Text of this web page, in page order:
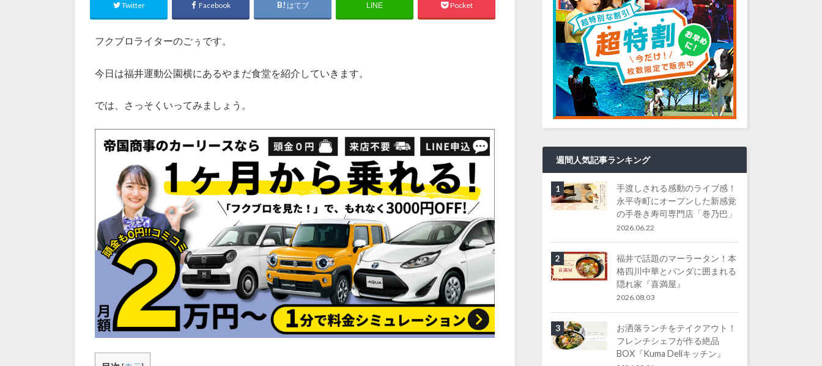
Twitter Facebook はてブ LINE Pocket
フクブロライターのごぅです。
今日は福井運動公園横にあるやまだ食堂を紹介していきます。
では、さっそくいってみましょう。
週間人気記事ランキング
1
手渡しされる感動のライブ感！
永平寺町にオープンした新感覚
の手巻き寿司専門店「巻乃巴」
2026.06.22
2
福井で話題のマーラータン！本
格四川中華とパンダに囲まれる
隠れ家『喜満屋』
2026.08.03
3
お洒落ランチをテイクアウト！
フレンチシェフが作る絶品
BOX『Kuma Deliキッチン』